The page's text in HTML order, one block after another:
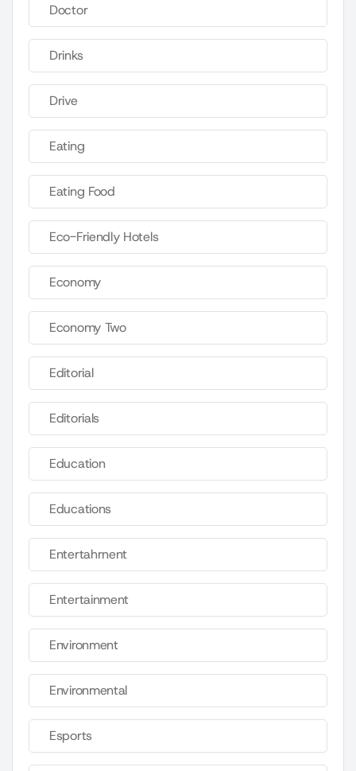
Doctor
Drinks
Drive
Eating
Eating Food
Eco-Friendly Hotels
Economy
Economy Two
Editorial
Editorials
Education
Educations
Entertahrnent
Entertainment
Environment
Environmental
Esports